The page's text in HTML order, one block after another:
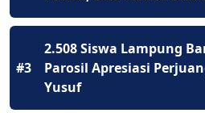
#3
2.508 Siswa Lampung
Parosil Apresiasi
Yusuf